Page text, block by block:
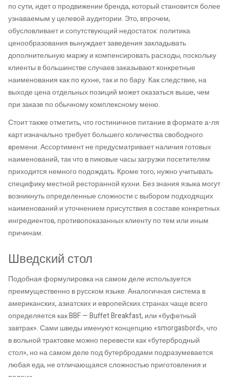
по сути, идет о продвижении бренда, который становится более
узнаваемым у целевой аудитории. Это, впрочем,
обусловливает и сопутствующий недостаток: политика
ценообразования вынуждает заведения закладывать
дополнительную маржу и компенсировать расходы, поскольку
клиенты в большинстве случаев заказывают конкретные
наименования как по кухне, так и по бару. Как следствие, на
выходе цена отдельных позиций может оказаться выше, чем
при заказе по обычному комплексному меню.
Стоит также отметить, что гостиничное питание в формате а-ля
карт изначально требует большего количества свободного
времени. Ассортимент не предусматривает наличия готовых
наименований, так что в пиковые часы загрузки посетителям
приходится немного подождать. Кроме того, нужно учитывать
специфику местной ресторанной кухни. Без знания языка могут
возникнуть определенные сложности с выбором подходящих
наименований и уточнением присутствия в составе конкретных
ингредиентов, противопоказанных клиенту по тем или иным
причинам.
Шведский стол
Подобная формулировка на самом деле используется
преимущественно в русском языке. Аналогичная система в
американских, азиатских и европейских странах чаще всего
определяется как BBF — Buffet Breakfast, или «буфетный
завтрак». Сами шведы именуют концепцию «smorgasbord», что
в вольной трактовке можно перевести как «бутербродный
стол», но на самом деле под бутербродами подразумевается
любая еда, не отличающаяся сложностью приготовления и